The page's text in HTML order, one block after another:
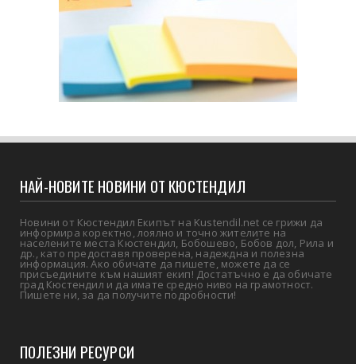
НАЙ-НОВИТЕ НОВИНИ ОТ КЮСТЕНДИЛ
Новини от Кюстендил Екипът на Kustendil.net се грижи да
информира коректно, лоялно и точно жителите на
населените места Кюстендил, Бобошево, Бобов дол, Рила и
др., като предоставя проверена, надеждна и полезна
информация. Ако обичате да пишете, можете да се
присъедините към нашият екип! Достатъчно е да обичате
град Кюстендил и да имате средно ниво на грамотност.
Пишете ни, за да получите подробности!
ПОЛЕЗНИ РЕСУРСИ